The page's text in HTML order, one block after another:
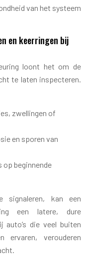
van het systeem
en keerringen bij
loont het om de
te laten inspecteren.
zwellingen of
en sporen van
op beginnende
signaleren, kan een
een latere, dure
auto’s die veel buiten
ervaren, verouderen